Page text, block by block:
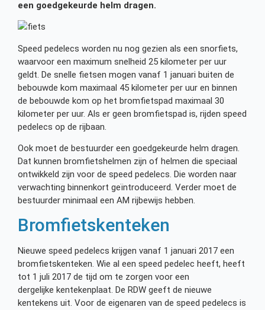
een goedgekeurde helm dragen.
Speed pedelecs worden nu nog gezien als een snorfiets,
waarvoor een maximum snelheid 25 kilometer per uur
geldt. De snelle fietsen mogen vanaf 1 januari buiten de
bebouwde kom maximaal 45 kilometer per uur en binnen
de bebouwde kom op het bromfietspad maximaal 30
kilometer per uur. Als er geen bromfietspad is, rijden speed
pedelecs op de rijbaan.
Ook moet de bestuurder een goedgekeurde helm dragen.
Dat kunnen bromfietshelmen zijn of helmen die speciaal
ontwikkeld zijn voor de speed pedelecs. Die worden naar
verwachting binnenkort geïntroduceerd. Verder moet de
bestuurder minimaal een AM rijbewijs hebben.
Bromfietskenteken
Nieuwe speed pedelecs krijgen vanaf 1 januari 2017 een
bromfietskenteken. Wie al een speed pedelec heeft, heeft
tot 1 juli 2017 de tijd om te zorgen voor een
dergelijke kentekenplaat. De RDW geeft de nieuwe
kentekens uit. Voor de eigenaren van de speed pedelecs is